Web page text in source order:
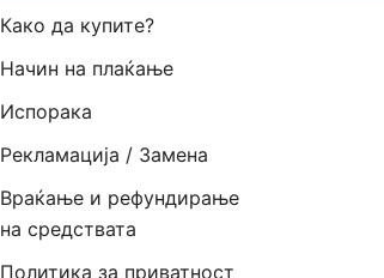
Како да купите?
Начин на плаќање
Испорака
Рекламација / Замена
Враќање и рефундирање
на средствата
Политика за приватност